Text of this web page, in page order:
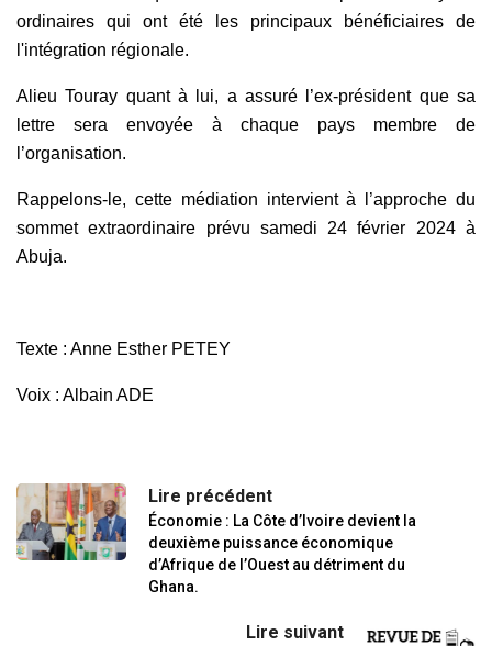
ordinaires qui ont été les principaux bénéficiaires de
l'intégration régionale.
Alieu Touray quant à lui, a assuré l’ex-président que sa
lettre sera envoyée à chaque pays membre de
l’organisation.
Rappelons-le, cette médiation intervient à l’approche du
sommet extraordinaire prévu samedi 24 février 2024 à
Abuja.
Texte : Anne Esther PETEY
Voix : Albain ADE
Lire précédent
Économie : La Côte d’Ivoire devient la
deuxième puissance économique
d’Afrique de l’Ouest au détriment du
Ghana.
Lire suivant